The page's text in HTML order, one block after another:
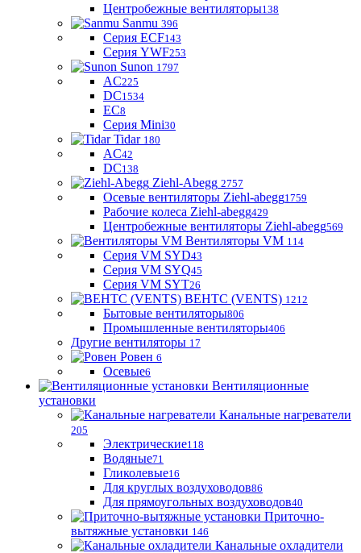
Центробежные вентиляторы138
Sanmu 396
Серия ECF143
Серия YWF253
Sunon 1797
AC225
DC1534
EC8
Серия Mini30
Tidar 180
AC42
DC138
Ziehl-Abegg 2757
Осевые вентиляторы Ziehl-abegg1759
Рабочие колеса Ziehl-abegg429
Центробежные вентиляторы Ziehl-abegg569
Вентиляторы VM 114
Серия VM SYD43
Серия VM SYQ45
Серия VM SYT26
ВЕНТС (VENTS) 1212
Бытовые вентиляторы806
Промышленные вентиляторы406
Другие вентиляторы 17
Ровен 6
Осевые6
Вентиляционные
установки
Канальные нагреватели
205
Электрические118
Водяные71
Гликолевые16
Для круглых воздуховодов86
Для прямоугольных воздуховодов40
Приточно-
вытяжные установки 146
Канальные охладители